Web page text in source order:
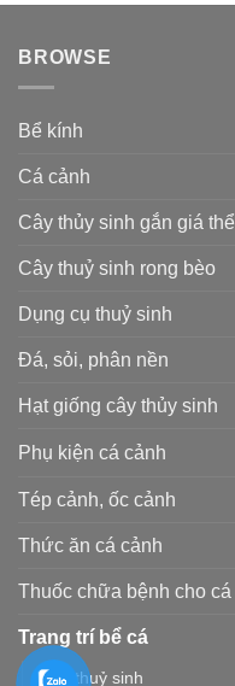
BROWSE
Bể kính
Cá cảnh
Cây thủy sinh gắn giá thể
Cây thuỷ sinh rong bèo
Dụng cụ thuỷ sinh
Đá, sỏi, phân nền
Hạt giống cây thủy sinh
Phụ kiện cá cảnh
Tép cảnh, ốc cảnh
Thức ăn cá cảnh
Thuốc chữa bệnh cho cá
Trang trí bể cá
Lũa thuỷ sinh